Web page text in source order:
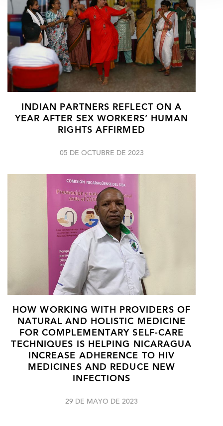
INDIAN PARTNERS REFLECT ON A
YEAR AFTER SEX WORKERS’ HUMAN
RIGHTS AFFIRMED
05 DE OCTUBRE DE 2023
HOW WORKING WITH PROVIDERS OF
NATURAL AND HOLISTIC MEDICINE
FOR COMPLEMENTARY SELF-CARE
TECHNIQUES IS HELPING NICARAGUA
INCREASE ADHERENCE TO HIV
MEDICINES AND REDUCE NEW
INFECTIONS
29 DE MAYO DE 2023